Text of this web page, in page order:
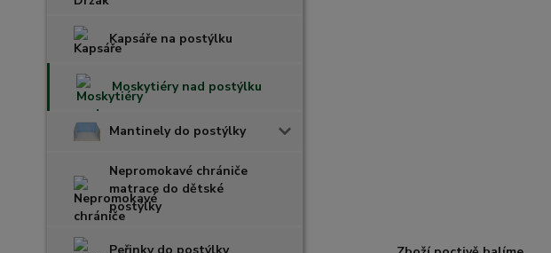
Kapsáře na postýlku
Moskytiéry nad postýlku
Mantinely do postýlky
Nepromokavé chrániče
matrace do dětské
postýlky
Peřinky do postýlky